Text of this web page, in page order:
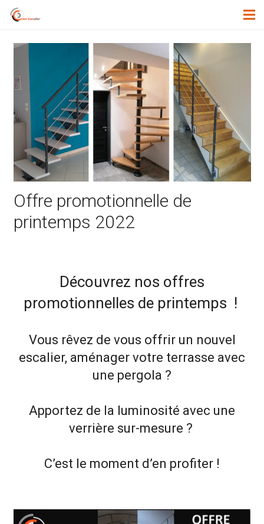
Offre promotionnelle de
printemps 2022
Découvrez nos offres
promotionnelles de printemps !
Vous rêvez de vous offrir un nouvel
escalier, aménager votre terrasse avec
une pergola ?
Apportez de la luminosité avec une
verrière sur-mesure ?
C’est le moment d’en profiter !